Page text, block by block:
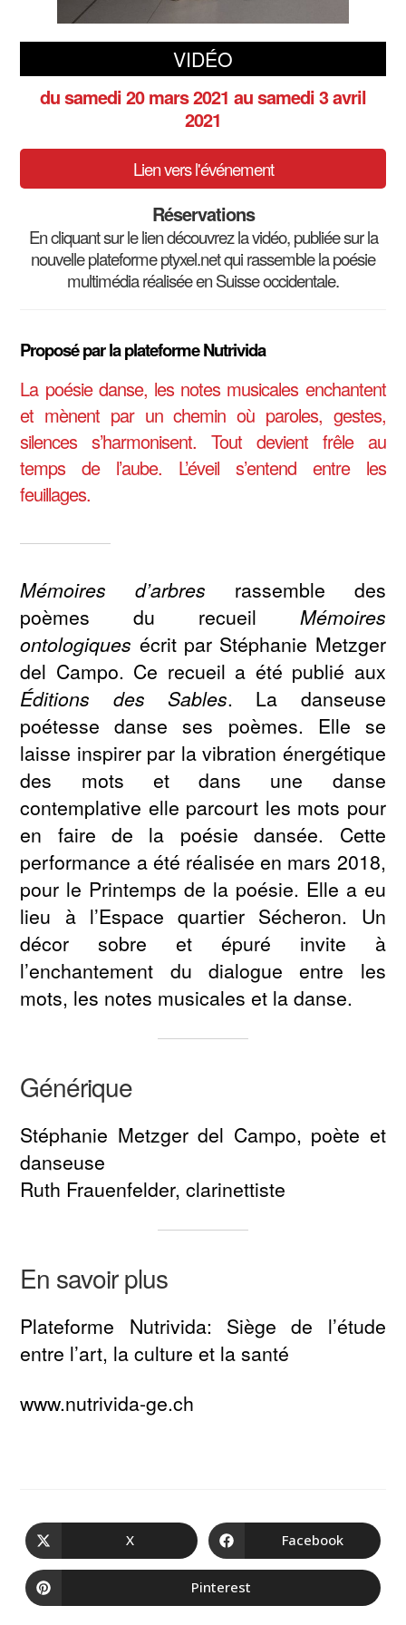
VIDÉO
du samedi 20 mars 2021 au samedi 3 avril
2021
Lien vers l'événement
Réservations
En cliquant sur le lien découvrez la vidéo, publiée sur la
nouvelle plateforme ptyxel.net qui rassemble la poésie
multimédia réalisée en Suisse occidentale.
Proposé par la plateforme Nutrivida
La poésie danse, les notes musicales enchantent
et mènent par un chemin où paroles, gestes,
silences s’harmonisent. Tout devient frêle au
temps de l’aube. L’éveil s’entend entre les
feuillages.
Mémoires d’arbres rassemble des
poèmes du recueil Mémoires
ontologiques écrit par Stéphanie Metzger
del Campo. Ce recueil a été publié aux
Éditions des Sables. La danseuse
poétesse danse ses poèmes. Elle se
laisse inspirer par la vibration énergétique
des mots et dans une danse
contemplative elle parcourt les mots pour
en faire de la poésie dansée. Cette
performance a été réalisée en mars 2018,
pour le Printemps de la poésie. Elle a eu
lieu à l’Espace quartier Sécheron. Un
décor sobre et épuré invite à
l’enchantement du dialogue entre les
mots, les notes musicales et la danse.
Générique
Stéphanie Metzger del Campo, poète et
danseuse
Ruth Frauenfelder, clarinettiste
En savoir plus
Plateforme Nutrivida: Siège de l’étude
entre l’art, la culture et la santé
www.nutrivida-ge.ch
X Facebook
Pinterest